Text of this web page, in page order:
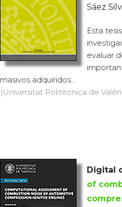
Sáez
Esta
evaluar
masivos adquiridos...
(Universitat Politècnica de
Digital
of